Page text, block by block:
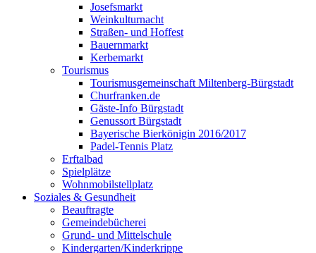
Josefsmarkt
Weinkulturnacht
Straßen- und Hoffest
Bauernmarkt
Kerbemarkt
Tourismus
Tourismusgemeinschaft Miltenberg-Bürgstadt
Churfranken.de
Gäste-Info Bürgstadt
Genussort Bürgstadt
Bayerische Bierkönigin 2016/2017
Padel-Tennis Platz
Erftalbad
Spielplätze
Wohnmobilstellplatz
Soziales & Gesundheit
Beauftragte
Gemeindebücherei
Grund- und Mittelschule
Kindergarten/Kinderkrippe